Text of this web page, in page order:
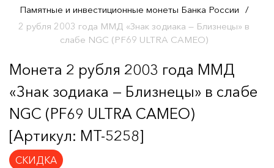
Памятные и инвестиционные монеты Банка России /
2 рубля 2003 года ММД «Знак зодиака — Близнецы» в
слабе NGC (PF69 ULTRA CAMEO)
Монета 2 рубля 2003 года ММД
«Знак зодиака — Близнецы» в слабе
NGC (PF69 ULTRA CAMEO)
[Артикул: MT-5258]
СКИДКА